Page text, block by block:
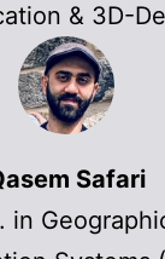
& 3D-
Safari
in